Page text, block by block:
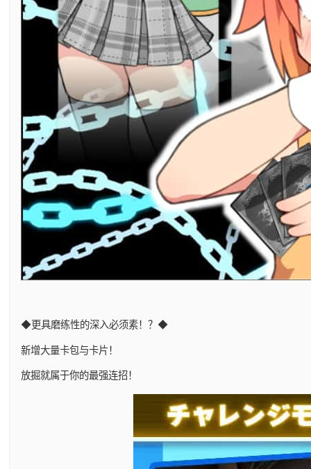
◆更具磨练性的深入必须素！？◆
新增大量卡包与卡片！
放掘就属于你的最强连招！